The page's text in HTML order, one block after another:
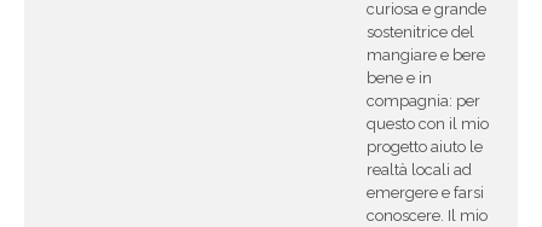
curiosa e grande
sostenitrice del
mangiare e bere
bene e in
compagnia: per
questo con il mio
progetto aiuto le
realtà locali ad
emergere e farsi
conoscere. Il mio